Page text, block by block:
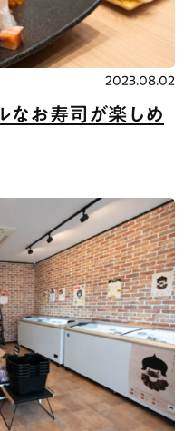
なお寿司が楽しめ
2023.08.02